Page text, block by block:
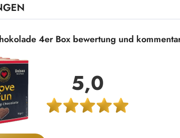
4er Box bewertung und
5,0